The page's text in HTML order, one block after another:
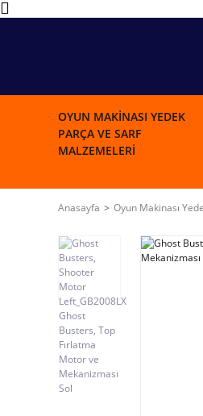
OYUN MAKINASI YEDEK
PARÇA VE SARF
MALZEMELERI
Anasayfa Oyun Makinası